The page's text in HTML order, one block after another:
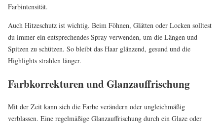
Farbintensität.
Auch Hitzeschutz ist wichtig. Beim Föhnen, Glätten oder Locken solltest
du immer ein entsprechendes Spray verwenden, um die Längen und
Spitzen zu schützen. So bleibt das Haar glänzend, gesund und die
Highlights strahlen länger.
Farbkorrekturen und Glanzauffrischung
Mit der Zeit kann sich die Farbe verändern oder ungleichmäßig
verblassen. Eine regelmäßige Glanzauffrischung durch ein Glaze oder